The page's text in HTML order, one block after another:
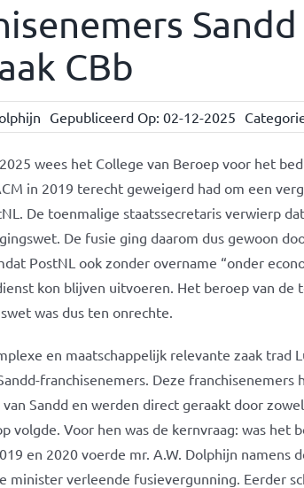
CBb
Gepubliceerd Op: 02-12-2025
wees het College van Beroep voor het
in 2019 terecht geweigerd had om een
De toenmalige staatssecretaris verwierp
De fusie ging daarom dus gewoon
PostNL ook zonder overname “onder
kon blijven uitvoeren. Het beroep van de
was dus ten onrechte.
en maatschappelijk relevante zaak trad
franchisenemers. Deze franchisenemers
Sandd en werden direct geraakt door
volgde. Voor hen was de kernvraag: was het
en 2020 voerde mr. A.W. Dolphijn namens
minister verleende fusievergunning. Eerder